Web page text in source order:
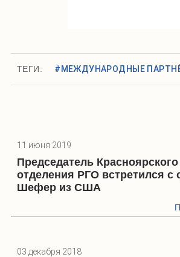
ТЕГИ: #МЕЖДУНАРОДНЫЕ
11 июня 2019
Председатель
отделения РГО встретился с
Шефер из США
03 декабря 2018